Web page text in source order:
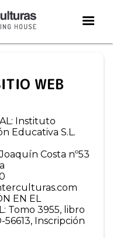
WEB
Instituto
Educativa S.L.
Costa nº53
EN EL
Tomo 3955, libro
56613, Inscripción